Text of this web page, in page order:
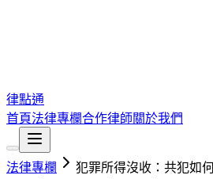
律點通
首頁法律專欄合作律師關於我們
法律專欄
犯罪所得沒收：共犯如